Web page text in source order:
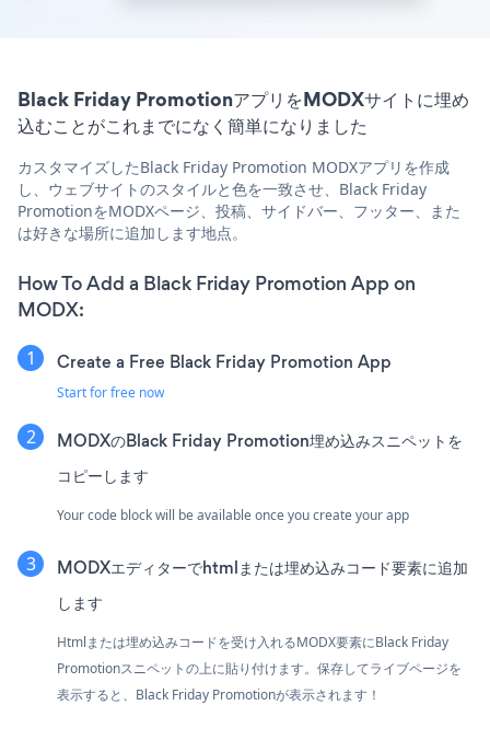
Black Friday PromotionアプリをMODXサイトに埋め
込むことがこれまでになく簡単になりました
カスタマイズしたBlack Friday Promotion MODXアプリを作成
し、ウェブサイトのスタイルと色を一致させ、Black Friday
PromotionをMODXページ、投稿、サイドバー、フッター、また
は好きな場所に追加します地点。
How To Add a Black Friday Promotion App on
MODX:
Create a Free Black Friday Promotion App
Start for free now
MODXのBlack Friday Promotion埋め込みスニペットを
コピーします
Your code block will be available once you create your app
MODXエディターでhtmlまたは埋め込みコード要素に追加
します
Htmlまたは埋め込みコードを受け入れるMODX要素にBlack Friday
Promotionスニペットの上に貼り付けます。保存してライブページを
表示すると、Black Friday Promotionが表示されます！